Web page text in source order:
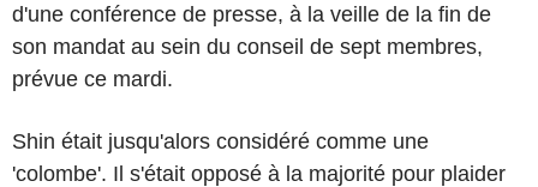
d'une conférence de presse, à la veille de la fin de
son mandat au sein du conseil de sept membres,
prévue ce mardi.
Shin était jusqu'alors considéré comme une
'colombe'. Il s'était opposé à la majorité pour plaider